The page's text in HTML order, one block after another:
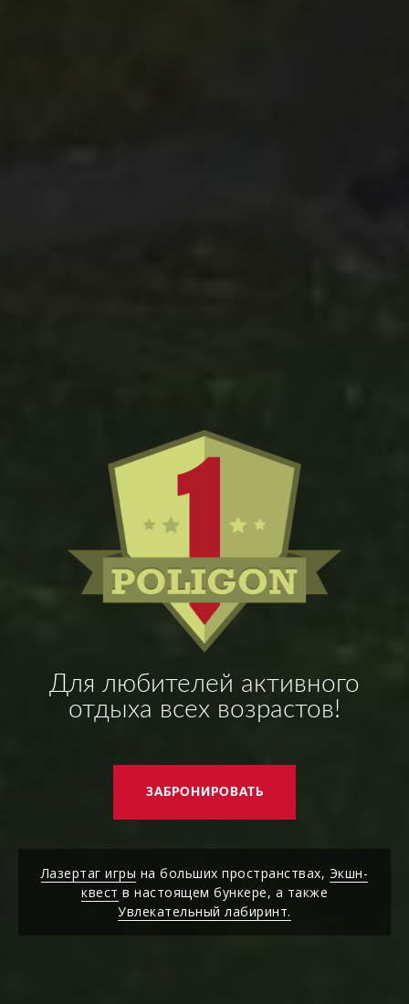
Для любителей активного
отдыха всех возрастов!
ЗАБРОНИРОВАТЬ
Лазертаг игры на больших пространствах, Экшн-
квест в настоящем бункере, а также
Увлекательный лабиринт.